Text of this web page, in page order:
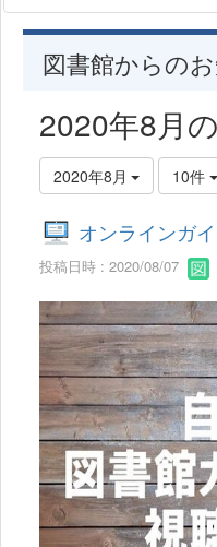
図書館からの
2020年8月
2020年8月 10件
オンラインガ
投稿日時 : 2020/08/07